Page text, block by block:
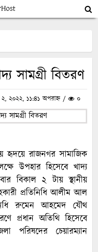
সামগ্রী বিতরণ
২, ২০২২, ১১:৪১ অপরাহ্ন / ০
হৃদয়ে রাজনগর সামাজিক
উপহার হিসেবে খাদ্য
বিকাল ২ টায় স্থানীয়
প্রতিনিধি আলীম আল
রুমেন আহমেদ যৌথ
প্রধান অতিথি হিসেবে
পরিষদের চেয়ারম্যান